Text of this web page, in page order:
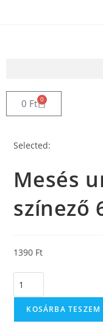
0 Ft 0
Selected:
Mesés
színező
1390 Ft
KOSÁRBA TESZEM